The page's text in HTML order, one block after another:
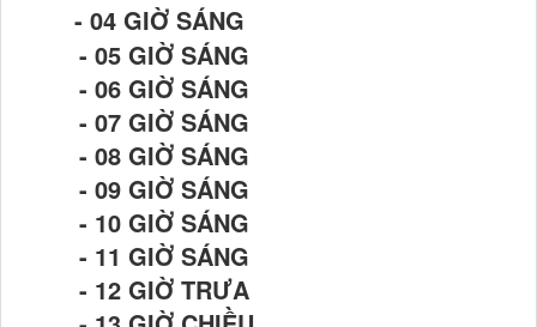
- 04 GIỜ SÁNG
- 05 GIỜ SÁNG
- 06 GIỜ SÁNG
- 07 GIỜ SÁNG
- 08 GIỜ SÁNG
- 09 GIỜ SÁNG
- 10 GIỜ SÁNG
- 11 GIỜ SÁNG
- 12 GIỜ TRƯA